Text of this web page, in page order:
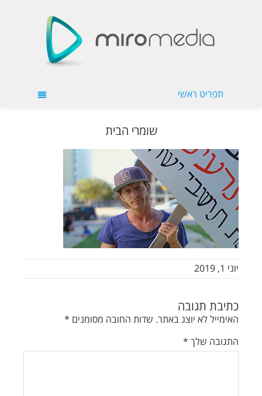
תפריט ראשי
שומרי הבית
יוני 1, 2019
כתיבת תגובה
האימייל לא יוצג באתר. שדות החובה מסומנים *
התגובה שלך *